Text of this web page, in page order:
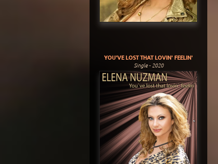
YOU'VE LOST THAT LOVIN' FEELIN'
Single - 2020